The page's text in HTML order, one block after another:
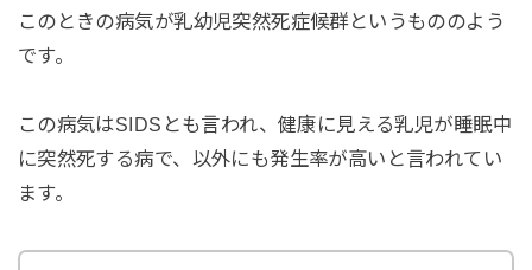
このときの病気が乳幼児突然死症候群というもののよう
です。
この病気はSIDSとも言われ、健康に見える乳児が睡眠中
に突然死する病で、以外にも発生率が高いと言われてい
ます。